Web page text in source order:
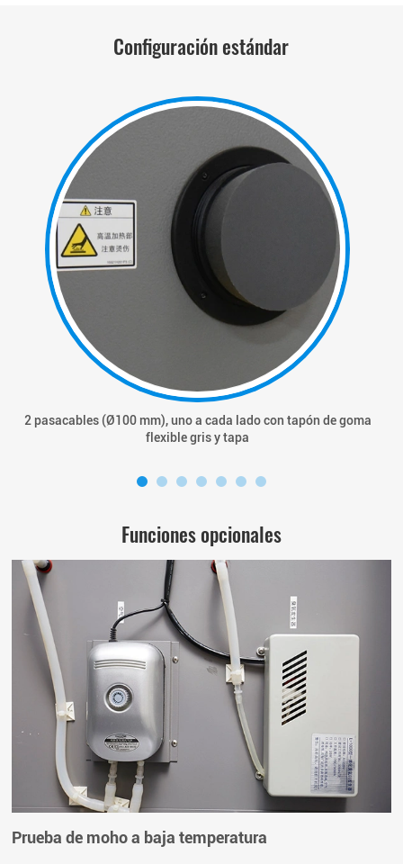
Configuración estándar
2 pasacables (Ø100 mm), uno a cada lado con tapón de goma
flexible gris y tapa
Funciones opcionales
Prueba de moho a baja temperatura